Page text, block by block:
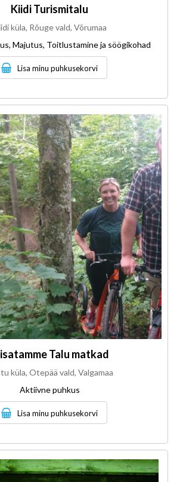
Kiidi Turismitalu
küla, Rõuge vald, Võrumaa
Majutus, Toitlustamine ja söögikohad
Lisa minu puhkusekorvi
Talu matkad
küla, Otepää vald, Valgamaa
Aktiivne puhkus
Lisa minu puhkusekorvi